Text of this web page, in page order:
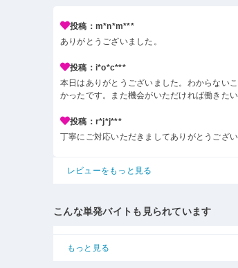
投稿：m*n*m***
ありがとうございました。
投稿：i*o*c***
本日はありがとうございました。わからない
かったです。また機会がいただければ働きたい
投稿：r*j*j***
丁寧にご対応いただきましてありがとうござ
レビューをもっと見る
こんな単発バイトも見られています
もっと見る